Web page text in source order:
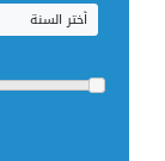
أختر السنة